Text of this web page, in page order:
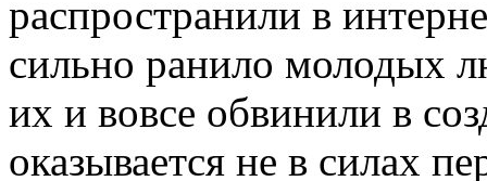
распространили в
сильно ранило молодых
их и вовсе обвинили в
оказывается не в силах